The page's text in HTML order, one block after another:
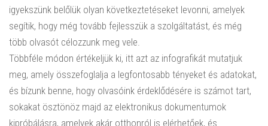
igyekszünk belőlük olyan következtetéseket levonni, amelyek
segítik, hogy még tovább fejlesszük a szolgáltatást, és még
több olvasót célozzunk meg vele.
Többféle módon értékeljük ki, itt azt az infografikát mutatjuk
meg, amely összefoglalja a legfontosabb tényeket és adatokat,
és bízunk benne, hogy olvasóink érdeklődésére is számot tart,
sokakat ösztönöz majd az elektronikus dokumentumok
kipróbálásra, amelyek akár otthonról is elérhetőek, és